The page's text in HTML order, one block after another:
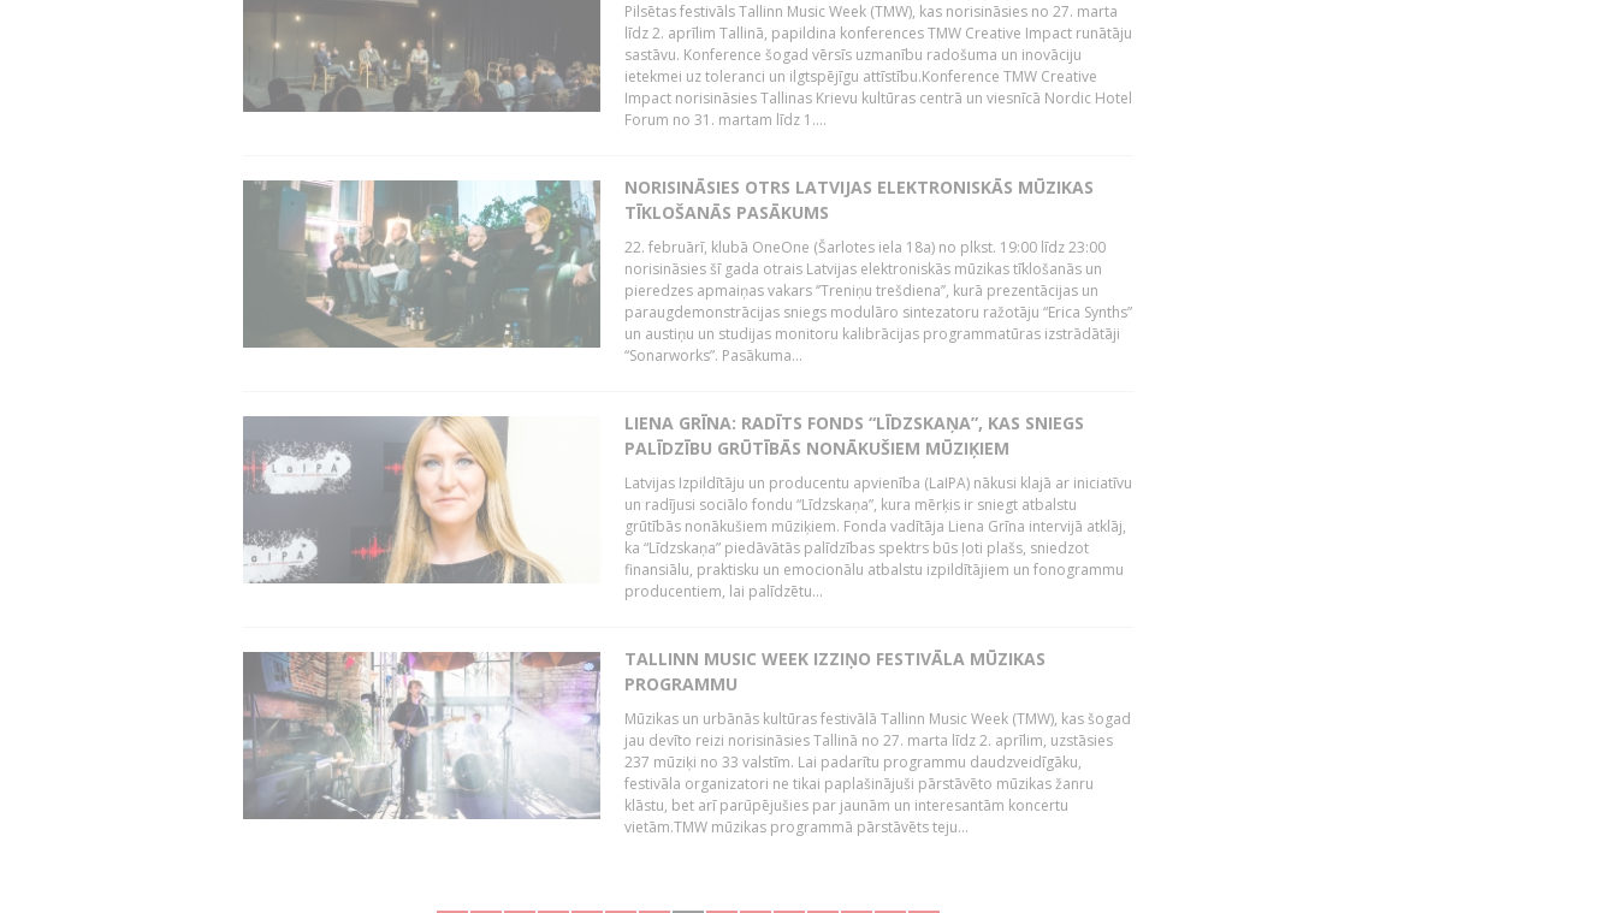
Pilsētas festivāls Tallinn Music Week (TMW), kas norisināsies no 27. marta
līdz 2. aprīlim Tallinā, papildina konferences TMW Creative Impact runātāju
sastāvu. Konference šogad vērsīs uzmanību radošuma un inovāciju
ietekmei uz toleranci un ilgtspējīgu attīstību.Konference TMW Creative
Impact norisināsies Tallinas Krievu kultūras centrā un viesnīcā Nordic Hotel
Forum no 31. martam līdz 1....
NORISINĀSIES OTRS LATVIJAS ELEKTRONISKĀS MŪZIKAS
TĪKLOŠANĀS PASĀKUMS
22. februārī, klubā OneOne (Šarlotes iela 18a) no plkst. 19:00 līdz 23:00
norisināsies šī gada otrais Latvijas elektroniskās mūzikas tīklošanās un
pieredzes apmaiņas vakars ‘’Treniņu trešdiena’’, kurā prezentācijas un
paraugdemonstrācijas sniegs modulāro sintezatoru ražotāju “Erica Synths”
un austiņu un studijas monitoru kalibrācijas programmatūras izstrādātāji
“Sonarworks”. Pasākuma...
LIENA GRĪNA: RADĪTS FONDS “LĪDZSKAŅA”, KAS SNIEGS
PALĪDZĪBU GRŪTĪBĀS NONĀKUŠIEM MŪZIĶIEM
Latvijas Izpildītāju un producentu apvienība (LaIPA) nākusi klajā ar iniciatīvu
un radījusi sociālo fondu “Līdzskaņa”, kura mērķis ir sniegt atbalstu
grūtībās nonākušiem mūziķiem. Fonda vadītāja Liena Grīna intervijā atklāj,
ka “Līdzskaņa” piedāvātās palīdzības spektrs būs ļoti plašs, sniedzot
finansiālu, praktisku un emocionālu atbalstu izpildītājiem un fonogrammu
producentiem, lai palīdzētu...
TALLINN MUSIC WEEK IZZIŅO FESTIVĀLA MŪZIKAS
PROGRAMMU
Mūzikas un urbānās kultūras festivālā Tallinn Music Week (TMW), kas šogad
jau devīto reizi norisināsies Tallinā no 27. marta līdz 2. aprīlim, uzstāsies
237 mūziķi no 33 valstīm. Lai padarītu programmu daudzveidīgāku,
festivāla organizatori ne tikai paplašinājuši pārstāvēto mūzikas žanru
klāstu, bet arī parūpējušies par jaunām un interesantām koncertu
vietām.TMW mūzikas programmā pārstāvēts teju...